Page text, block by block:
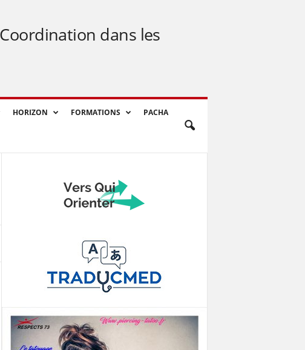
dans les
HORIZON FORMATIONS PACHA